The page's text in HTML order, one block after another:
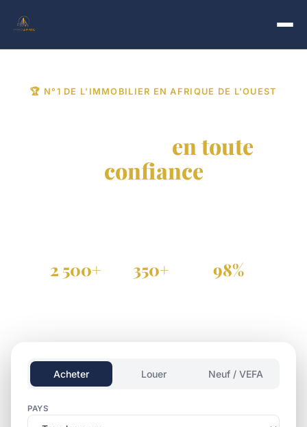
🏆 N°1 DE L'IMMOBILIER EN AFRIQUE DE L'OUEST
en toute
confiance
2 500+ 350+ 98%
Acheter Louer Neuf / VEFA
PAYS